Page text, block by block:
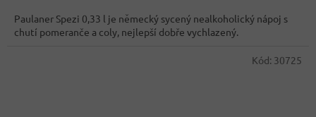
Paulaner Spezi 0,33 l je německý sycený nealkoholický nápoj s
chutí pomeranče a coly, nejlepší dobře vychlazený.
Kód: 30725